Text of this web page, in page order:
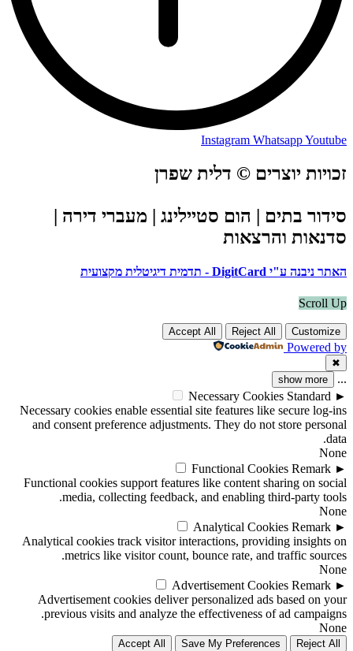
Instagram WhatsappYoutube
זכויות יוצרים © דלית שפרן
סידור בתים | הום סטיילינג | מעברי דירה |
סדנאות והרצאות
האתר ניבנה ע"י DigitCard - תדמית דיגיטלית מקצועית
Scroll Up
Customize
Reject All
Accept All
Powered by
✖
...
show more
►
Necessary Cookies Standard
Necessary cookies enable essential site features like secure log-ins
and consent preference adjustments. They do not store personal
data.
None
►
Functional Cookies Remark
Functional cookies support features like content sharing on social
media, collecting feedback, and enabling third-party tools.
None
►
Analytical Cookies Remark
Analytical cookies track visitor interactions, providing insights on
metrics like visitor count, bounce rate, and traffic sources.
None
►
Advertisement Cookies Remark
Advertisement cookies deliver personalized ads based on your
previous visits and analyze the effectiveness of ad campaigns.
None
Reject All
Save My Preferences
Accept All